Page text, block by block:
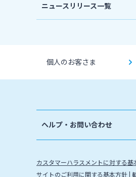
ニュースリリース一覧
個人のお客さま
ヘルプ・お問い合わせ
カスタマーハラスメントに対する基
サイトのご利用に関する基本方針